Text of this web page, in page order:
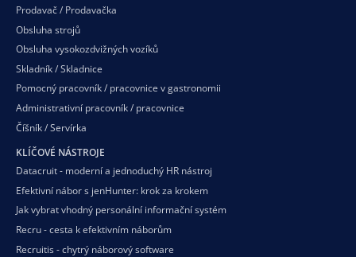
Prodavač / Prodavačka
Obsluha strojů
Obsluha vysokozdvižných vozíků
Skladník / Skladnice
Pomocný pracovník / pracovnice v gastronomii
Administrativní pracovník / pracovnice
Číšník / Servírka
KLÍČOVÉ NÁSTROJE
Datacruit - moderní a jednoduchý HR nástroj
Efektivní nábor s jenHunter: krok za krokem
Jak vybrat vhodný personální informační systém
Recru - cesta k efektivním náborům
Recruitis - chytrý náborový software